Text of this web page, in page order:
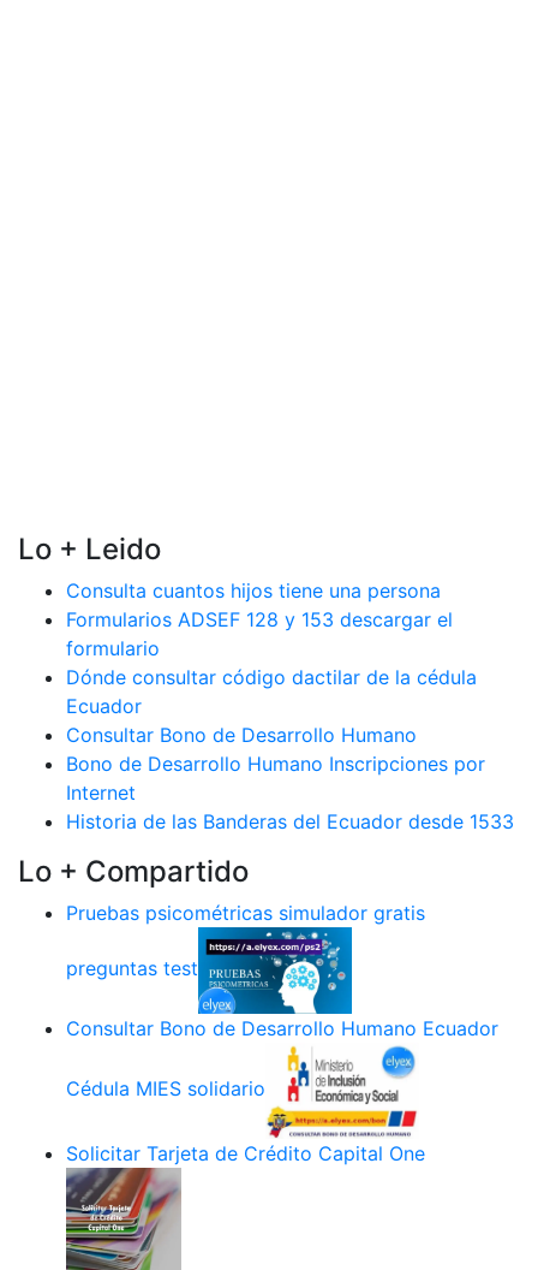
Lo + Leido
Consulta cuantos hijos tiene una persona
Formularios ADSEF 128 y 153 descargar el
formulario
Dónde consultar código dactilar de la cédula
Ecuador
Consultar Bono de Desarrollo Humano
Bono de Desarrollo Humano Inscripciones por
Internet
Historia de las Banderas del Ecuador desde 1533
Lo + Compartido
Pruebas psicométricas simulador gratis
preguntas test
Consultar Bono de Desarrollo Humano Ecuador
Cédula MIES solidario
Solicitar Tarjeta de Crédito Capital One